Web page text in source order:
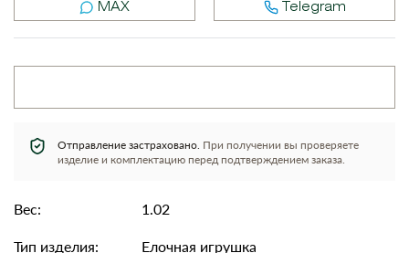
MAX Telegram
Отправление застраховано. При получении вы проверяете
изделие и комплектацию перед подтверждением заказа.
Вес:
1.02
Тип изделия:
Елочная игрушка